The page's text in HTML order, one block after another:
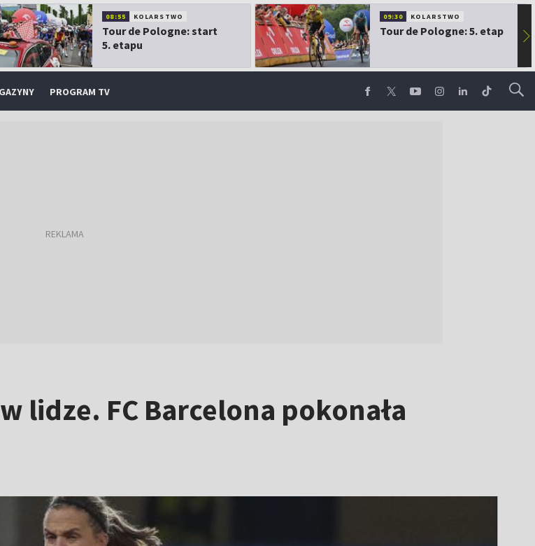
08:55 KOLARSTWO
Tour de Pologne: start
5. etapu
09:30 KOLARSTWO
Tour de Pologne: 5. etap ▶
PROGRAM TV
lidze. FC Barcelona pokonała